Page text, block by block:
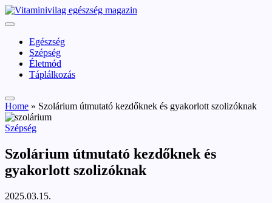
Skip
to
Vitaminivilág:
szépség
Egészség
Szépség
Életmód
Táplálkozás
Home » Szolárium útmutató kezdőknek és gyakorlott szolizóknak
Posted
Szépség
Szolárium útmutató kezdőknek és
gyakorlott szolizóknak
2025.03.15.